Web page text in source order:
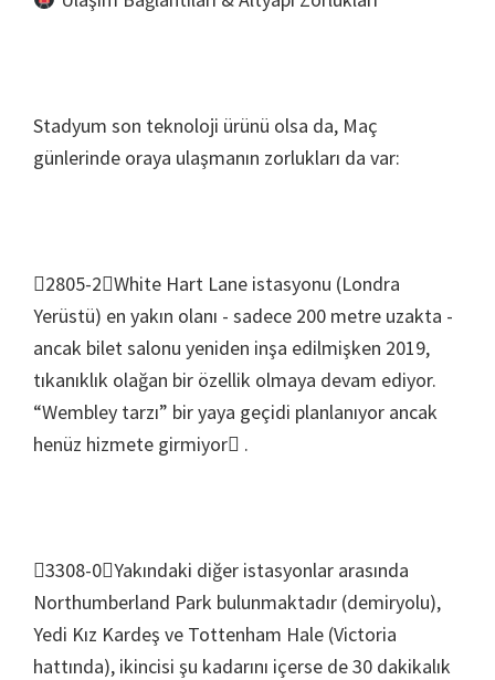
Stadyum son teknoloji ürünü olsa da, Maç
günlerinde oraya ulaşmanın zorlukları da var:
2805-2White Hart Lane istasyonu (Londra
Yerüstü) en yakın olanı - sadece 200 metre uzakta -
ancak bilet salonu yeniden inşa edilmişken 2019,
tıkanıklık olağan bir özellik olmaya devam ediyor.
“Wembley tarzı” bir yaya geçidi planlanıyor ancak
henüz hizmete girmiyor .
3308-0Yakındaki diğer istasyonlar arasında
Northumberland Park bulunmaktadır (demiryolu),
Yedi Kız Kardeş ve Tottenham Hale (Victoria
hattında), ikincisi şu kadarını içerse de 30 dakikalık